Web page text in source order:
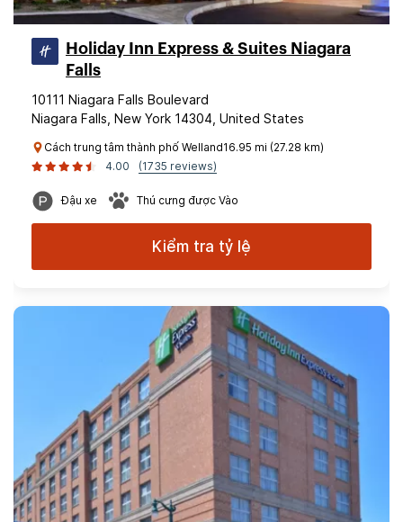
Holiday Inn Express & Suites Niagara
Falls
10111 Niagara Falls Boulevard
Niagara Falls, New York 14304, United States
Cách trung tâm thành phố Welland16.95 mi (27.28 km)
4.00
(1735 reviews)
Đậu xe Thú cưng được Vào
Kiểm tra tỷ lệ